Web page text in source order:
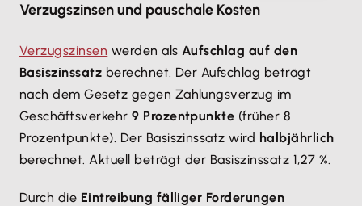
Verzugszinsen und pauschale Kosten
Verzugszinsen werden alsAufschlag auf den
Basiszinssatz berechnet. Der Aufschlag beträgt
nach dem Gesetz gegen Zahlungsverzug im
Geschäftsverkehr9 Prozentpunkte (früher 8
Prozentpunkte). Der Basiszinssatz wird halbjährlich
berechnet. Aktuell beträgt der Basiszinssatz 1,27 %.
Durch die Eintreibung fälliger Forderungen